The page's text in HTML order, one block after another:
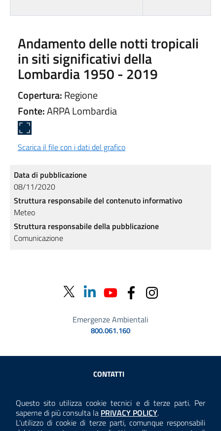
Questo sito utilizza cookie tecnici e di terze parti. Per
saperne di più consulta la Consulta la
PRIVACY POLICY.
L'utilizzo di cookie di terze parti, comunque responsabili
Andamento delle notti tropicali
in siti significativi della
Lombardia 1950 - 2019
Copertura:Regione
Fonte:ARPA Lombardia
Scarica il file con i dati del grafico
Data di pubblicazione
08/11/2020
Struttura responsabile del contenuto informativo
Meteo
Struttura responsabile della pubblicazione
Comunicazione
Emergenze Ambientali
800.061.160
Sezione Link Utili
CONTATTI
ANTICORRUZIONE